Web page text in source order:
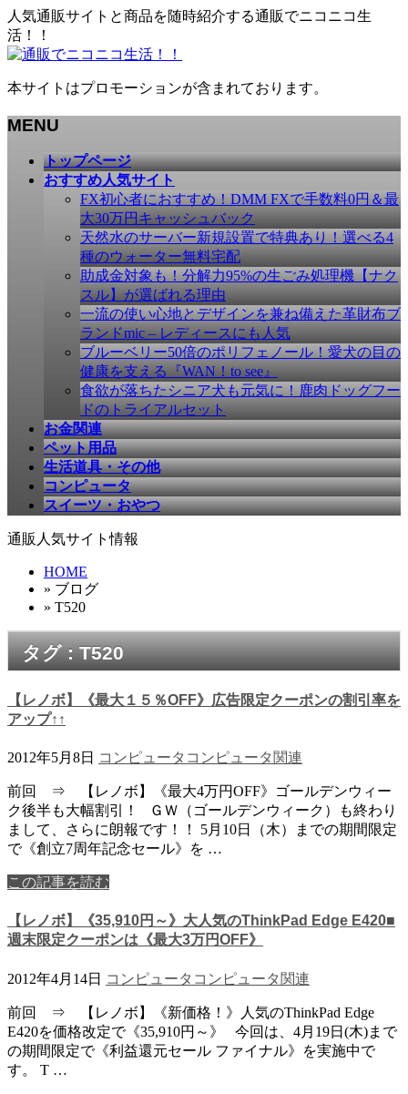
人気通販サイトと商品を随時紹介する通販でニコニコ生
活！！
本サイトはプロモーションが含まれております。
MENU
トップページ
おすすめ人気サイト
FX初心者におすすめ！DMM FXで手数料0円＆最
大30万円キャッシュバック
天然水のサーバー新規設置で特典あり！選べる4
種のウォーター無料宅配
助成金対象も！分解力95%の生ごみ処理機【ナク
スル】が選ばれる理由
一流の使い心地とデザインを兼ね備えた革財布ブ
ランドmic – レディースにも人気
ブルーベリー50倍のポリフェノール！愛犬の目の
健康を支える『WAN！to see』
食欲が落ちたシニア犬も元気に！鹿肉ドッグフー
ドのトライアルセット
お金関連
ペット用品
生活道具・その他
コンピュータ
スイーツ・おやつ
通販人気サイト情報
HOME
» ブログ
» T520
タグ : T520
【レノボ】《最大１５％OFF》広告限定クーポンの割引率を
アップ↑↑
2012年5月8日 コンピュータ コンピュータ関連
前回 ⇒ 【レノボ】《最大4万円OFF》ゴールデンウィー
ク後半も大幅割引！ ＧＷ（ゴールデンウィーク）も終わり
まして、さらに朗報です！！ 5月10日（木）までの期間限定
で《創立7周年記念セール》を …
この記事を読む
【レノボ】《35,910円～》大人気のThinkPad Edge E420■
週末限定クーポンは《最大3万円OFF》
2012年4月14日 コンピュータ コンピュータ関連
前回 ⇒ 【レノボ】《新価格！》人気のThinkPad Edge
E420を価格改定で《35,910円～》 今回は、4月19日(木)まで
の期間限定で《利益還元セール ファイナル》を実施中で
す。 T …